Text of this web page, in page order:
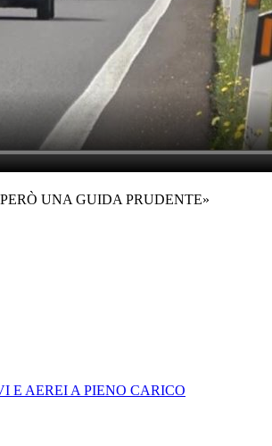
UNA GUIDA PRUDENTE»
E AEREI A PIENO CARICO